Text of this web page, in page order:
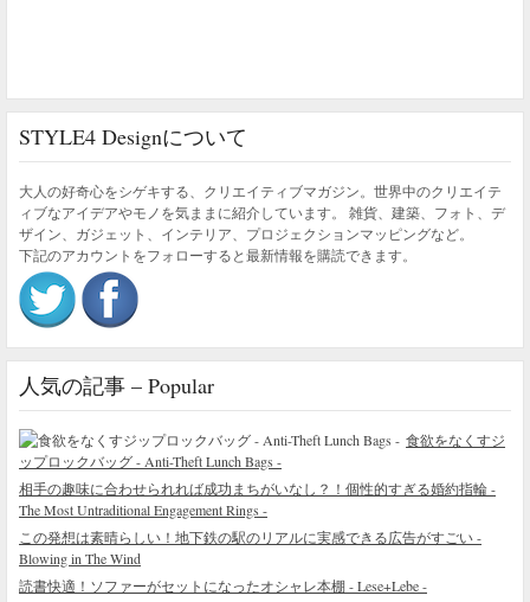
STYLE4 Designについて
大人の好奇心をシゲキする、クリエイティブマガジン。世界中のクリエイテ
ィブなアイデアやモノを気ままに紹介しています。 雑貨、建築、フォト、デ
ザイン、ガジェット、インテリア、プロジェクションマッピングなど。
下記のアカウントをフォローすると最新情報を購読できます。
人気の記事 – Popular
食欲をなくすジ
ップロックバッグ - Anti-Theft Lunch Bags -
相手の趣味に合わせられれば成功まちがいなし？！個性的すぎる婚約指輪 -
The Most Untraditional Engagement Rings -
この発想は素晴らしい！地下鉄の駅のリアルに実感できる広告がすごい -
Blowing in The Wind
読書快適！ソファーがセットになったオシャレ本棚 - Lese+Lebe -